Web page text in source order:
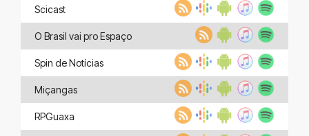
Scicast
O Brasil vai pro Espaço
Spin de Notícias
Miçangas
RPGuaxa